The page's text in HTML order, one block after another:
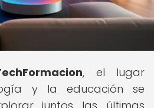
, el lugar
y la educación se